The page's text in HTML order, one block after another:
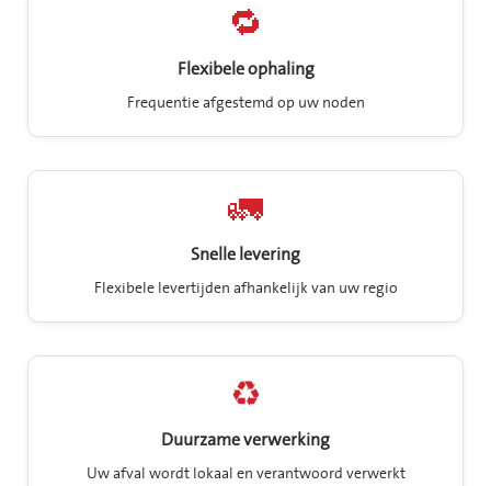
🔁
Flexibele ophaling
Frequentie afgestemd op uw noden
🚛
Snelle levering
Flexibele levertijden afhankelijk van uw regio
♻️
Duurzame verwerking
Uw afval wordt lokaal en verantwoord verwerkt